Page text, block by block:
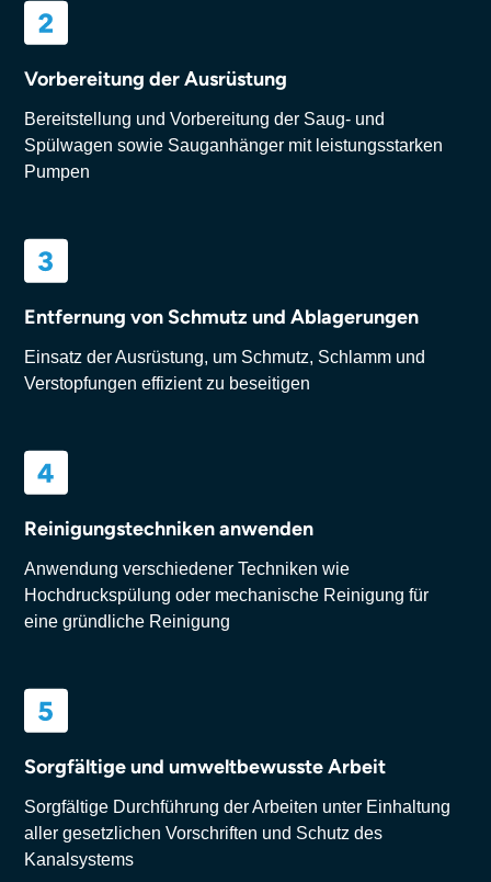
Vorbereitung der Ausrüstung
Bereitstellung und Vorbereitung der Saug- und
Spülwagen sowie Sauganhänger mit leistungsstarken
Pumpen
Entfernung von Schmutz und Ablagerungen
Einsatz der Ausrüstung, um Schmutz, Schlamm und
Verstopfungen effizient zu beseitigen
Reinigungstechniken anwenden
Anwendung verschiedener Techniken wie
Hochdruckspülung oder mechanische Reinigung für
eine gründliche Reinigung
Sorgfältige und umweltbewusste Arbeit
Sorgfältige Durchführung der Arbeiten unter Einhaltung
aller gesetzlichen Vorschriften und Schutz des
Kanalsystems